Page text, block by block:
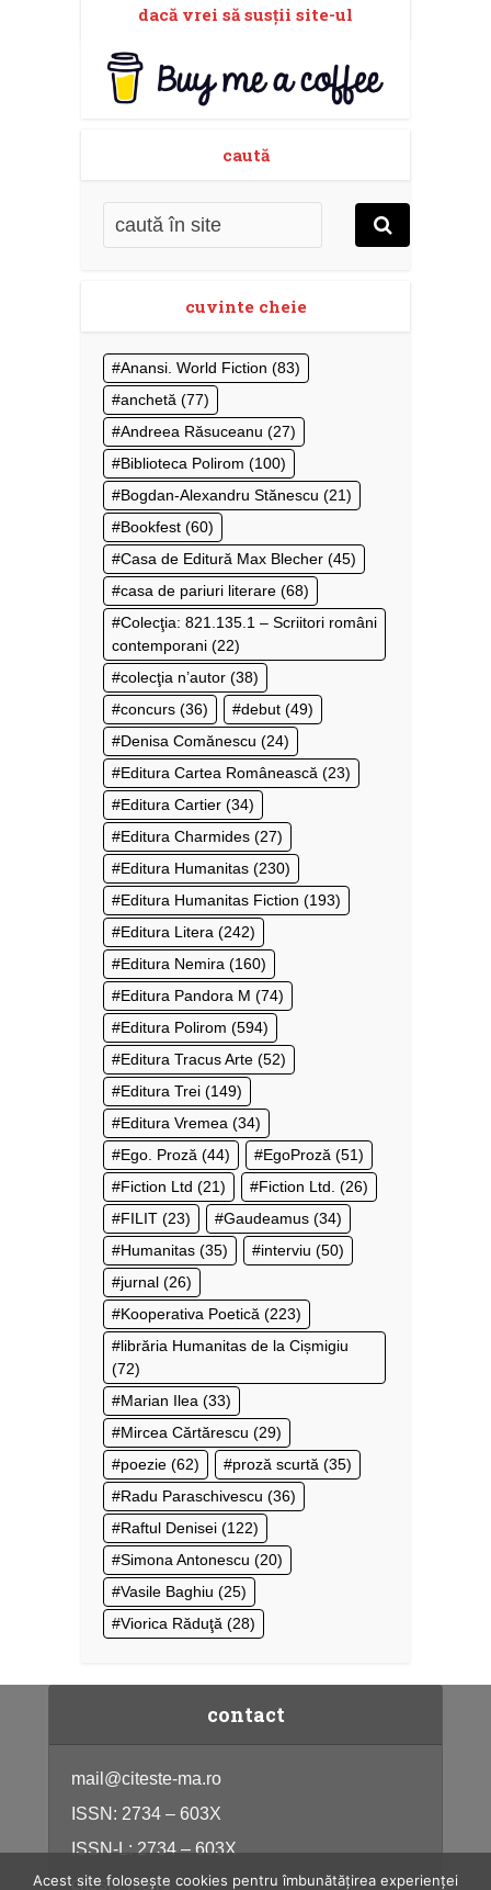
dacă vrei să susţii site-ul
caută
cuvinte cheie
Anansi. World Fiction (83)
anchetă (77)
Andreea Răsuceanu (27)
Biblioteca Polirom (100)
Bogdan-Alexandru Stănescu (21)
Bookfest (60)
Casa de Editură Max Blecher (45)
casa de pariuri literare (68)
Colecţia: 821.135.1 – Scriitori români
contemporani (22)
colecţia n’autor (38)
concurs (36) debut (49)
Denisa Comănescu (24)
Editura Cartea Românească (23)
Editura Cartier (34)
Editura Charmides (27)
Editura Humanitas (230)
Editura Humanitas Fiction (193)
Editura Litera (242)
Editura Nemira (160)
Editura Pandora M (74)
Editura Polirom (594)
Editura Tracus Arte (52)
Editura Trei (149)
Editura Vremea (34)
Ego. Proză (44) EgoProză (51)
Fiction Ltd (21) Fiction Ltd. (26)
FILIT (23) Gaudeamus (34)
Humanitas (35) interviu (50)
jurnal (26)
Kooperativa Poetică (223)
librăria Humanitas de la Cișmigiu
(72)
Marian Ilea (33)
Mircea Cărtărescu (29)
poezie (62) proză scurtă (35)
Radu Paraschivescu (36)
Raftul Denisei (122)
Simona Antonescu (20)
Vasile Baghiu (25)
Viorica Răduţă (28)
contact
mail@citeste-ma.ro
ISSN: 2734 – 603X
ISSN-L: 2734 – 603X
citeste-ma.ro
Acest site folosește cookies pentru îmbunătățirea experienței